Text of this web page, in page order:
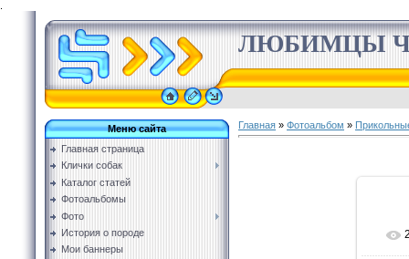
ЛЮБИМЦЫ
Меню сайта
Главная страница
Клички собак
Каталог статей
Фотоальбомы
Фото
История о породе
Мои баннеры
Главная » Фотоальбом »